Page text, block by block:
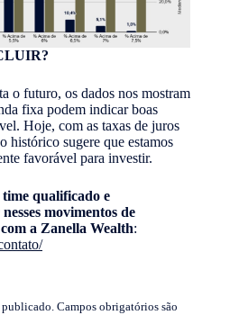
o futuro, os dados nos mostram
fixa podem indicar boas
Hoje, com as taxas de juros
histórico sugere que estamos
favorável para investir.
time qualificado e
movimentos de
a Zanella Wealth:
publicado. Campos obrigatórios são